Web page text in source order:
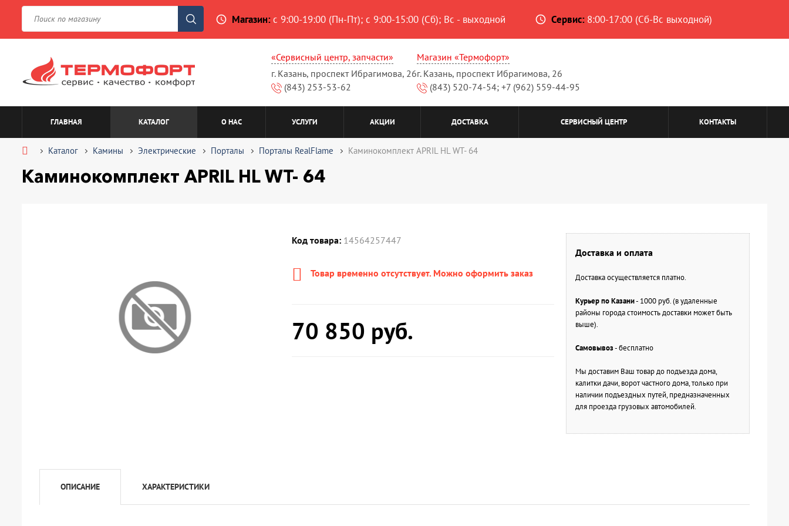
access_time Магазин:с 9:00-19:00 (Пн-Пт); с 9:00-15:00 (Сб); Вс - выходной access_time Сервис: 8:00-17:00 (Сб-Вс выходной)
«Сервисный центр, запчасти»
г. Казань, проспект Ибрагимова, 26
(843) 253-53-62
Магазин «Термофорт»
г. Казань, проспект Ибрагимова, 26
(843) 520-74-54; +7 (962) 559-44-95
ГЛАВНАЯ КАТАЛОГ О НАС УСЛУГИ АКЦИИ ДОСТАВКА СЕРВИСНЫЙ ЦЕНТР КОНТАКТЫ
Каталог Камины Электрические Порталы Порталы RealFlame Каминокомплект APRIL HL WT- 64
Каминокомплект APRIL HL WT- 64
Код товара: 14564257447
Товар временно отсутствует. Можно оформить заказ
70 850 руб.
Доставка и оплата
Доставка осуществляется платно.
Курьер по Казани- 1000 руб. (в удаленные
районы города стоимость доставки может быть
выше).
Самовывоз- бесплатно
Мы доставим Ваш товар до подъезда дома,
калитки дачи, ворот частного дома, только при
наличии подъездных путей, предназначенных
для проезда грузовых автомобилей.
ОПИСАНИЕ ХАРАКТЕРИСТИКИ